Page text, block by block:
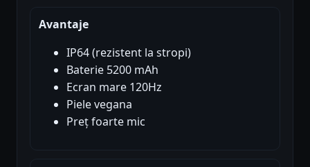
Avantaje
IP64 (rezistent la stropi)
Baterie 5200 mAh
Ecran mare 120Hz
Piele vegana
Preț foarte mic